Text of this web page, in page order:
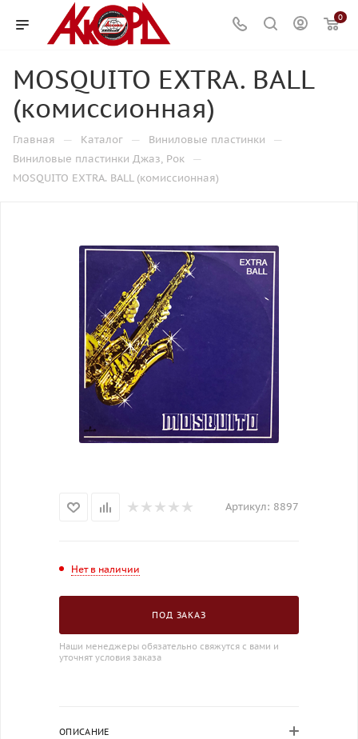
0
MOSQUITO EXTRA. BALL
(комиссионная)
Главная — Каталог — Виниловые пластинки —
Виниловые пластинки Джаз, Рок —
MOSQUITO EXTRA. BALL (комиссионная)
Артикул: 8897
Нет в наличии
ПОД ЗАКАЗ
Наши менеджеры обязательно свяжутся с вами и
уточнят условия заказа
ОПИСАНИЕ